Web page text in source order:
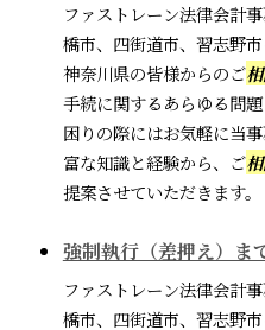
ファストレーン法律会計事
橋市、四街道市、習志野
神奈川県の皆様からのご
手続に関するあらゆる問
困りの際にはお気軽に当
富な知識と経験から、ご
提案させていただきます。
強制執行（差押え）ま
ファストレーン法律会計事
橋市、四街道市、習志野